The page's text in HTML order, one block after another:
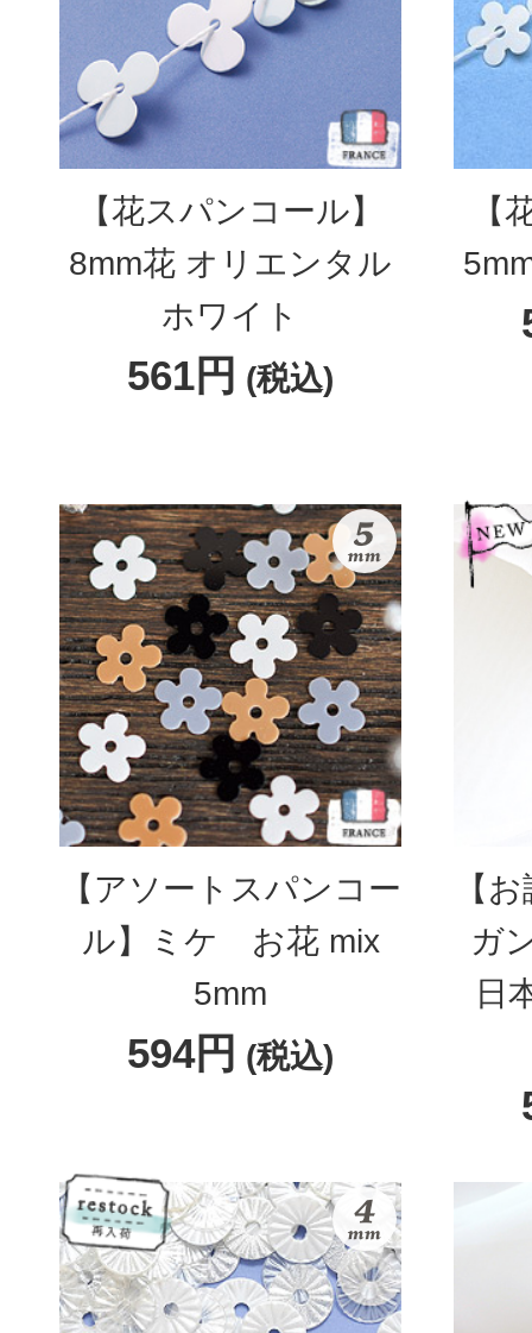
【花スパンコール】
8mm花 オリエンタル
ホワイト
561円 (税込)
【
【アソートスパンコー
ル】ミケ お花 mix
5mm
594円 (税込)
【
ガ
日